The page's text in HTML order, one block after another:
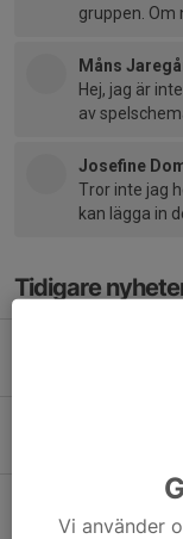
gruppen. Om
Måns
Hej, jag är
av
Josefine
Tror inte jag
kan lägga in
Tidigare
Träning
27 apr,
Vi använder